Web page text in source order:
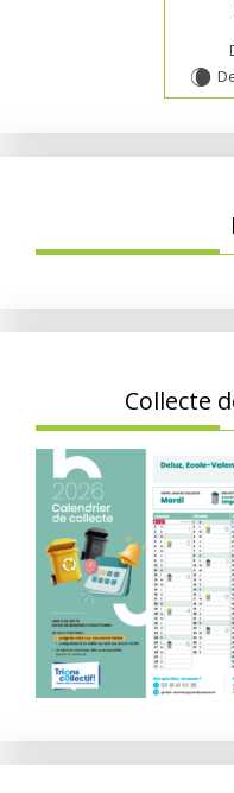
W
Collecte